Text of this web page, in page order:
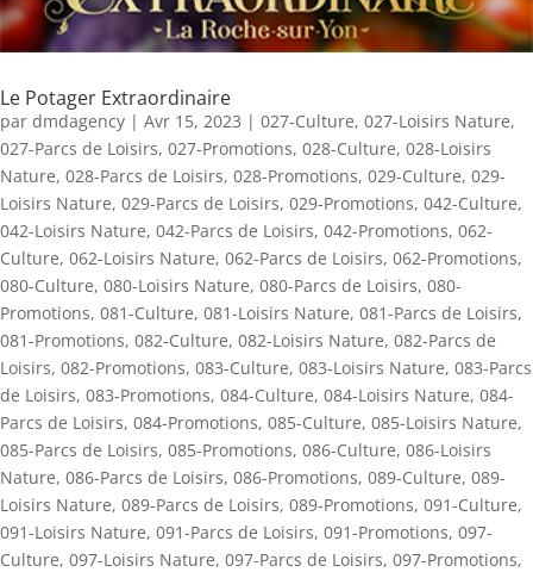
Le Potager Extraordinaire
par dmdagency | Avr 15, 2023 | 027-Culture, 027-Loisirs Nature,
027-Parcs de Loisirs, 027-Promotions, 028-Culture, 028-Loisirs
Nature, 028-Parcs de Loisirs, 028-Promotions, 029-Culture, 029-
Loisirs Nature, 029-Parcs de Loisirs, 029-Promotions, 042-Culture,
042-Loisirs Nature, 042-Parcs de Loisirs, 042-Promotions, 062-
Culture, 062-Loisirs Nature, 062-Parcs de Loisirs, 062-Promotions,
080-Culture, 080-Loisirs Nature, 080-Parcs de Loisirs, 080-
Promotions, 081-Culture, 081-Loisirs Nature, 081-Parcs de Loisirs,
081-Promotions, 082-Culture, 082-Loisirs Nature, 082-Parcs de
Loisirs, 082-Promotions, 083-Culture, 083-Loisirs Nature, 083-Parcs
de Loisirs, 083-Promotions, 084-Culture, 084-Loisirs Nature, 084-
Parcs de Loisirs, 084-Promotions, 085-Culture, 085-Loisirs Nature,
085-Parcs de Loisirs, 085-Promotions, 086-Culture, 086-Loisirs
Nature, 086-Parcs de Loisirs, 086-Promotions, 089-Culture, 089-
Loisirs Nature, 089-Parcs de Loisirs, 089-Promotions, 091-Culture,
091-Loisirs Nature, 091-Parcs de Loisirs, 091-Promotions, 097-
Culture, 097-Loisirs Nature, 097-Parcs de Loisirs, 097-Promotions,